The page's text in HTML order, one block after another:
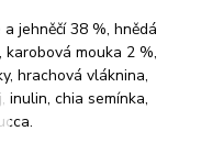
jehněčí 38 %, hnědá
mouka 2 %,
hrachová vláknina,
inulin, chia semínka,